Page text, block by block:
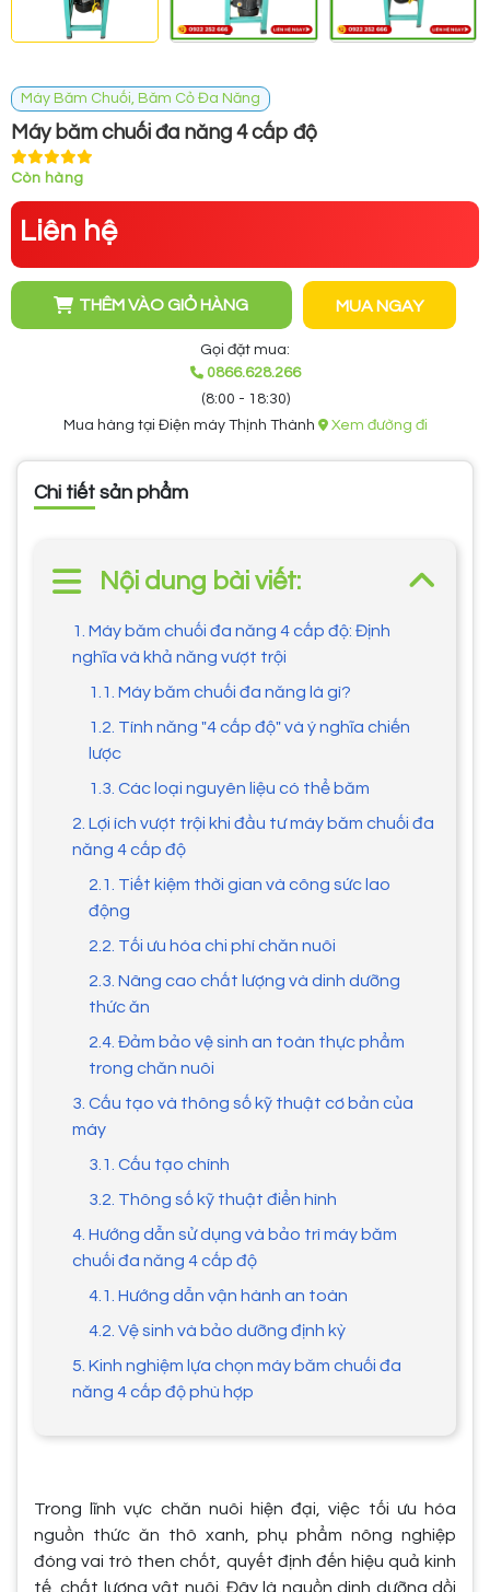
Máy Băm Chuối, Băm Cỏ Đa Năng
Máy băm chuối đa năng 4 cấp độ
Còn hàng
Liên hệ
THÊM VÀO GIỎ HÀNG MUA NGAY
Gọi đặt mua:
0866.628.266
(8:00 - 18:30)
Mua hàng tại Điện máy Thịnh Thành
Xem đường đi
Chi tiết sản phẩm
Nội dung bài viết:
1. Máy băm chuối đa năng 4 cấp độ: Định
nghĩa và khả năng vượt trội
1.1. Máy băm chuối đa năng là gì?
1.2. Tính năng "4 cấp độ" và ý nghĩa chiến
lược
1.3. Các loại nguyên liệu có thể băm
2. Lợi ích vượt trội khi đầu tư máy băm chuối đa
năng 4 cấp độ
2.1. Tiết kiệm thời gian và công sức lao
động
2.2. Tối ưu hóa chi phí chăn nuôi
2.3. Nâng cao chất lượng và dinh dưỡng
thức ăn
2.4. Đảm bảo vệ sinh an toàn thực phẩm
trong chăn nuôi
3. Cấu tạo và thông số kỹ thuật cơ bản của
máy
3.1. Cấu tạo chính
3.2. Thông số kỹ thuật điển hình
4. Hướng dẫn sử dụng và bảo trì máy băm
chuối đa năng 4 cấp độ
4.1. Hướng dẫn vận hành an toàn
4.2. Vệ sinh và bảo dưỡng định kỳ
5. Kinh nghiệm lựa chọn máy băm chuối đa
năng 4 cấp độ phù hợp
Trong lĩnh vực chăn nuôi hiện đại, việc tối ưu hóa
nguồn thức ăn thô xanh, phụ phẩm nông nghiệp
đóng vai trò then chốt, quyết định đến hiệu quả kinh
tế, chất lượng vật nuôi. Đây là nguồn dinh dưỡng dồi